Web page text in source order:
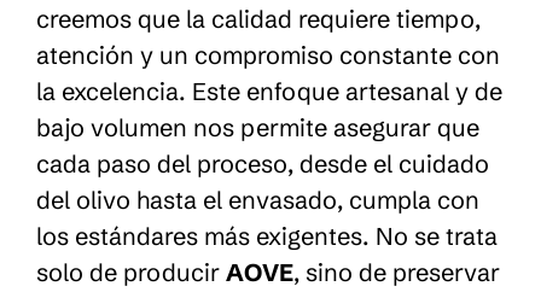
creemos que la calidad requiere tiempo,
atención y un compromiso constante con
la excelencia. Este enfoque artesanal y de
bajo volumen nos permite asegurar que
cada paso del proceso, desde el cuidado
del olivo hasta el envasado, cumpla con
los estándares más exigentes. No se trata
solo de producir AOVE, sino de preservar